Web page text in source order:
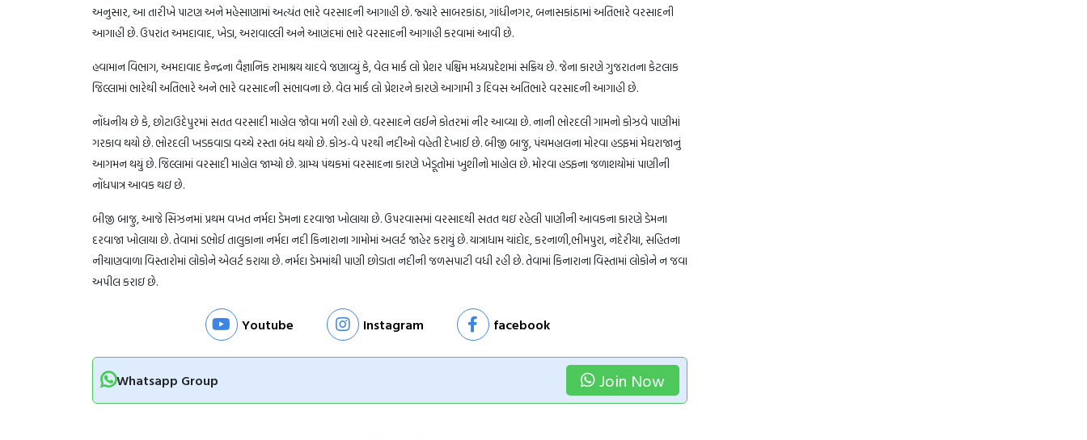
અનુસાર, આ તારીખે પાટણ અને મહેસાણામાં અત્યંત ભારે વરસાદની આગાહી છે. જ્યારે સાબરકાંઠા, ગાંધીનગર, બનાસકાંઠામાં અતિભારે વરસાદની
આગાહી છે. ઉપરાંત અમદાવાદ, ખેડા, અરાવાલ્લી અને આણંદમાં ભારે વરસાદની આગાહી કરવામાં આવી છે.
હવામાન વિભાગ, અમદાવાદ કેન્દ્રના વૈજ્ઞાનિક રામાશ્રય યાદવે જણાવ્યું કે, વેલ માર્ક લો પ્રેશર પશ્ચિમ મધ્યપ્રદેશમાં સક્રિય છે. જેના કારણે ગુજરાતના કેટલાક
જિલ્લામાં ભારેથી અતિભારે અને ભારે વરસાદની સંભાવના છે. વેલ માર્ક લો પ્રેશરને કારણે આગામી 3 દિવસ અતિભારે વરસાદની આગાહી છે.
નોંધનીય છે કે, છોટાઉદેપુરમાં સતત વરસાદી માહોલ જોવા મળી રહ્યો છે. વરસાદને લઈને કોતરમાં નીર આવ્યા છે. નાની ભોરદલી ગામનો કોઝવે પાણીમાં
ગરકાવ થયો છે. ભોરદલી ખડકવાડા વચ્ચે રસ્તા બંધ થયો છે. કોઝ-વે પરથી નદીઓ વહેતી દેખાઈ છે. બીજી બાજુ, પંચમહાલના મોરવા હડફમાં મેઘરાજાનું
આગમન થયું છે. જિલ્લામાં વરસાદી માહોલ જામ્યો છે. ગ્રામ્ય પંથકમાં વરસાદના કારણે ખેડૂતોમાં ખુશીનો માહોલ છે. મોરવા હડફના જળાશયોમાં પાણીની
નોંધપાત્ર આવક થઇ છે.
બીજી બાજુ, આજે સિઝનમાં પ્રથમ વખત નર્મદા ડેમના દરવાજા ખોલાયા છે. ઉપરવાસમાં વરસાદથી સતત થઇ રહેલી પાણીની આવકના કારણે ડેમના
દરવાજા ખોલાયા છે. તેવામાં ડભોઈ તાલુકાના નર્મદા નદી કિનારાના ગામોમાં અલર્ટ જાહેર કરાયું છે. યાત્રાધામ ચાંદોદ, કરનાળી,ભીમપુરા, નંદેરીયા, સહિતના
નીચાણવાળા વિસ્તારોમાં લોકોને એલર્ટ કરાયા છે. નર્મદા ડેમમાંથી પાણી છોડાતા નદીની જળસપાટી વધી રહી છે. તેવામાં કિનારાના વિસ્તામાં લોકોને ન જવા
અપીલ કરાઇ છે.
Youtube Instagram facebook
Whatsapp Group Join Now